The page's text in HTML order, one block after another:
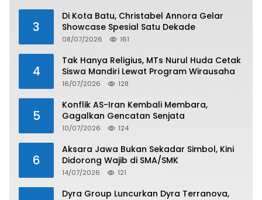
3
Di Kota Batu, Christabel Annora Gelar
Showcase Spesial Satu Dekade
08/07/2026 161
4
Tak Hanya Religius, MTs Nurul Huda Cetak
Siswa Mandiri Lewat Program Wirausaha
16/07/2026 128
5
Konflik AS-Iran Kembali Membara,
Gagalkan Gencatan Senjata
10/07/2026 124
6
Aksara Jawa Bukan Sekadar Simbol, Kini
Didorong Wajib di SMA/SMK
14/07/2026 121
Dyra Group Luncurkan Dyra Terranova,